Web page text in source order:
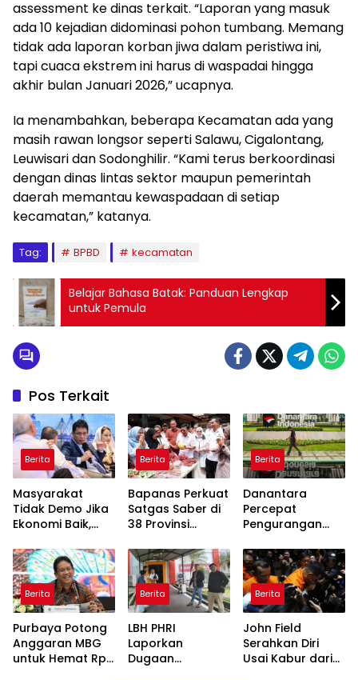
assessment ke dinas terkait. “Laporan yang masuk
ada 10 kejadian didominasi pohon tumbang. Memang
tidak ada laporan korban jiwa dalam peristiwa ini,
tapi cuaca ekstrem ini harus di waspadai hingga
akhir bulan Januari 2026,” ucapnya.
Ia menambahkan, beberapa Kecamatan ada yang
masih rawan longsor seperti Salawu, Cigalontang,
Leuwisari dan Sodonghilir. “Kami terus berkoordinasi
dengan dinas lintas sektor maupun pemerintah
daerah memantau kewaspadaan di setiap
kecamatan,” katanya.
Tag: BPBD kecamatan
Belajar Bahasa Batak: Panduan Lengkap
untuk Pemula
Pos Terkait
Berita
Masyarakat
Tidak Demo Jika
Ekonomi Baik,
Terjadi Sekarang!
Berita
Bapanas Perkuat
Satgas Saber di
38 Provinsi
Berita
Danantara
Percepat
Pengurangan
Belasan Anak
Usaha TLKM dan
SMGR
Berita
Purbaya Potong
Anggaran MBG
untuk Hemat Rp
Berita
LBH PHRI
Laporkan
Dugaan
Berita
John Field
Serahkan Diri
Usai Kabur dari